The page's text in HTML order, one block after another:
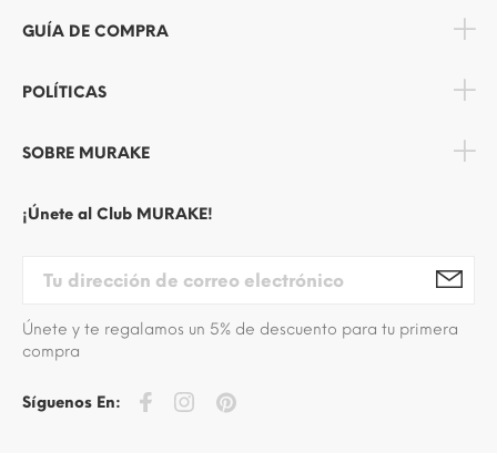
GUÍA DE COMPRA
POLÍTICAS
SOBRE MURAKE
¡Únete al Club MURAKE!
Únete y te regalamos un 5% de descuento para tu primera
compra
Síguenos En: